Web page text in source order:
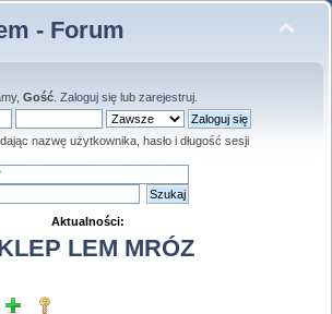
- Forum
Gość. Zaloguj sięlub zarejestruj.
nazwę użytkownika, hasło i długość sesji
Aktualności:
LEM MRÓZ